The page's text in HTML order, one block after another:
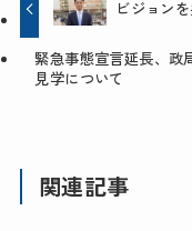
ビジョン
緊急事態宣言延長、政
見学について
関連記事